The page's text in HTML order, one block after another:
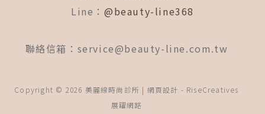
Line： @beauty-line368
聯絡信箱： service@beauty-line.com.tw
Copyright © 2026 美麗線時尚診所 | 網頁設計 - RiseCreatives
展躍網路